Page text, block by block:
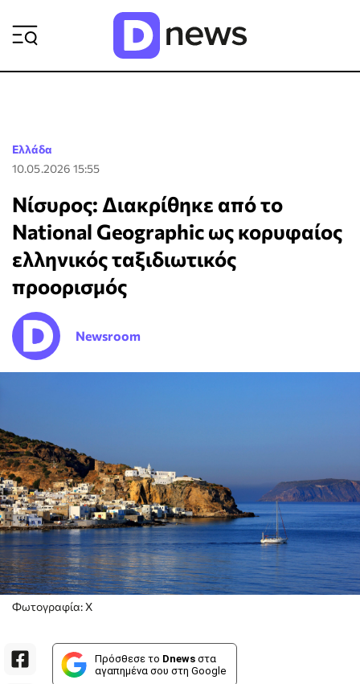
Ελλάδα
10.05.2026 15:55
Νίσυρος: Διακρίθηκε από το
National Geographic ως κορυφαίος
ελληνικός ταξιδιωτικός
προορισμός
Newsroom
Φωτογραφία: X
Πρόσθεσε το Dnews στα
αγαπημένα σου στη Google